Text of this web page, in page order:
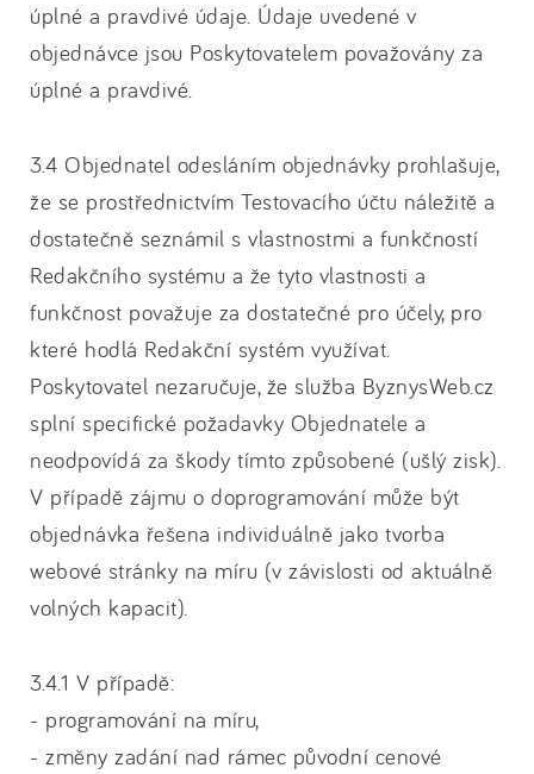
úplné a pravdivé údaje. Údaje uvedené v
objednávce jsou Poskytovatelem považovány za
úplné a pravdivé.
3.4 Objednatel odesláním objednávky prohlašuje,
že se prostřednictvím Testovacího účtu náležitě a
dostatečně seznámil s vlastnostmi a funkčností
Redakčního systému a že tyto vlastnosti a
funkčnost považuje za dostatečné pro účely, pro
které hodlá Redakční systém využívat.
Poskytovatel nezaručuje, že služba ByznysWeb.cz
splní specifické požadavky Objednatele a
neodpovídá za škody tímto způsobené (ušlý zisk).
V případě zájmu o doprogramování může být
objednávka řešena individuálně jako tvorba
webové stránky na míru (v závislosti od aktuálně
volných kapacit).
3.4.1 V případě:
- programování na míru,
- změny zadání nad rámec původní cenové